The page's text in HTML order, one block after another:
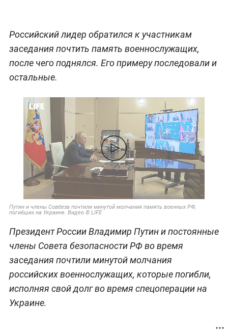
Российский лидер обратился к участникам
заседания почтить память военнослужащих,
после чего поднялся. Его примеру последовали и
остальные.
Путин и члены Совбеза почтили минутой молчания память военных РФ,
погибших на Украине. Видео © LIFE
Президент России Владимир Путин и постоянные
члены Совета безопасности РФ во время
заседания почтили минутой молчания
российских военнослужащих, которые погибли,
исполняя свой долг во время спецоперации на
Украине.